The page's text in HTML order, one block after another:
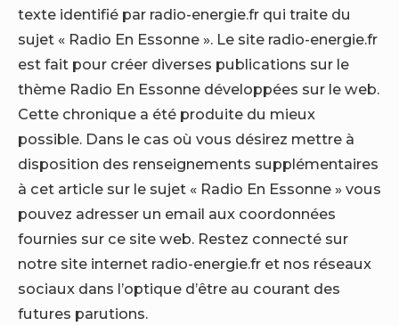
texte identifié par radio-energie.fr qui traite du
sujet « Radio En Essonne ». Le site radio-energie.fr
est fait pour créer diverses publications sur le
thème Radio En Essonne développées sur le web.
Cette chronique a été produite du mieux
possible. Dans le cas où vous désirez mettre à
disposition des renseignements supplémentaires
à cet article sur le sujet « Radio En Essonne » vous
pouvez adresser un email aux coordonnées
fournies sur ce site web. Restez connecté sur
notre site internet radio-energie.fr et nos réseaux
sociaux dans l’optique d’être au courant des
futures parutions.